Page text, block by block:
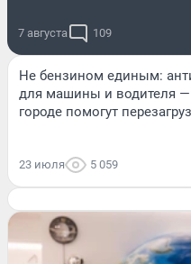
7 августа 109
Не бензином единым:
для машины и водителя —
городе помогут
23 июля 5 059